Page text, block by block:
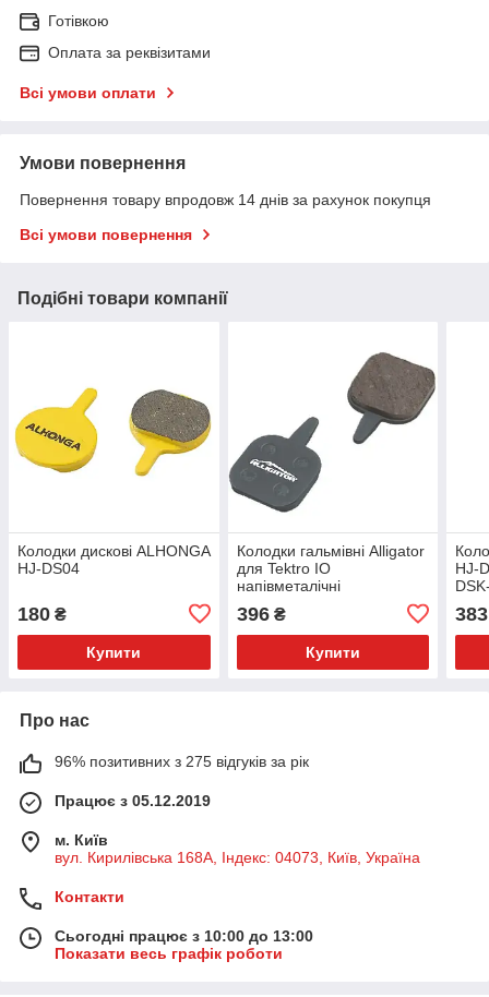
Готівкою
Оплата за реквізитами
Всі умови оплати
Умови повернення
Повернення товару впродовж 14 днів за рахунок покупця
Всі умови повернення
Подібні товари компанії
Колодки дискові ALHONGA
HJ-DS04
180 ₴
Купити
Колодки гальмівні Alligator
для Tektro IO
напівметалічні
396₴
Купити
HJ-
383
Про нас
96% позитивних з 275 відгуків за рік
Працює з 05.12.2019
м. Київ
вул. Кирилівська 168A, Індекс: 04073, Київ, Україна
Контакти
Сьогодні працює з 10:00 до 13:00
Показати весь графік роботи